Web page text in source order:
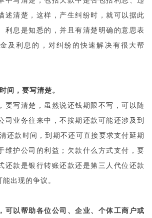
述清楚，这样，产生纠纷时，就可以据此
利息是知悉的，并且有清楚明确的意思表
及利息的，对纠纷的快速解决有很大帮
间，要写清楚。
要写清楚，虽然说还钱期限不写，可以随
司业务往来中，不按期还款可能还涉及到
还款时间，到期不还可直接要求支付延期
维护公司的利益；欠款什么方式支付，要
还款是银行转账还款还是第三人代位还款
出现的争议。
可以帮助各位公司、企业、个体工商户或